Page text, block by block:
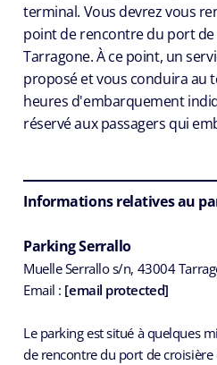
terminal. Vous devrez vous
point de rencontre du port
Tarragone.À ce point, un
proposé et vous conduira au
heures d'embarquement
réservé aux passagers qui
Informations relatives au
Parking Serrallo
Muelle Serrallo s/n, 43004
Email : [email protected]
Le parking est situé à quelques
de rencontre du port de